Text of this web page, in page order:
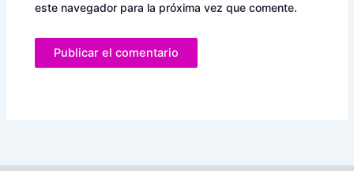
este navegador para la próxima vez que comente.